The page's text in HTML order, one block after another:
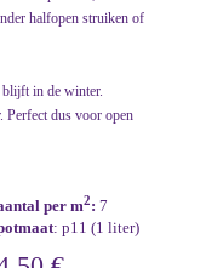
halfopen struiken of
blijft in de winter.
Perfect dus voor open
per m2: 7
: p11 (1 liter)